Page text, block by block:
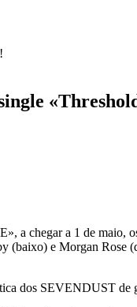
a chegar a 1 de maio,
e Morgan Rose
dos SEVENDUST